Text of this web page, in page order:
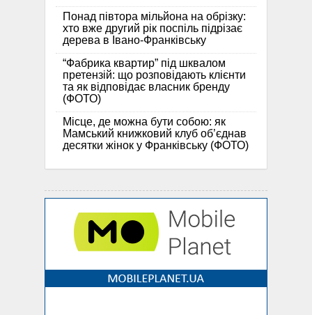
Понад півтора мільйона на обрізку:
хто вже другий рік поспіль підрізає
дерева в Івано-Франківську
“Фабрика квартир” під шквалом
претензій: що розповідають клієнти
та як відповідає власник бренду
(ФОТО)
Місце, де можна бути собою: як
Мамський книжковий клуб об’єднав
десятки жінок у Франківську (ФОТО)